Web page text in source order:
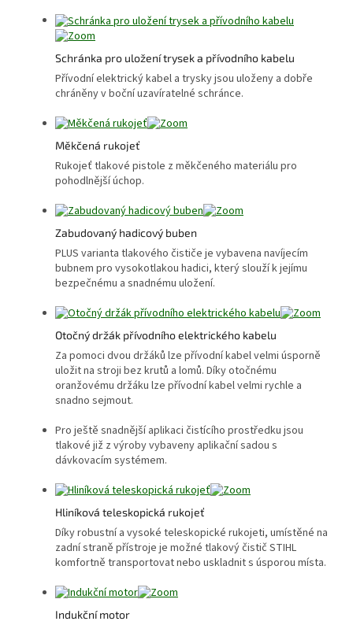
Schránka pro uložení trysek a přívodního kabelu
Přívodní elektrický kabel a trysky jsou uloženy a dobře
chráněny v boční uzavíratelné schránce.
Měkčená rukojeť
Rukojeť tlakové pistole z měkčeného materiálu pro
pohodlnější úchop.
Zabudovaný hadicový buben
PLUS varianta tlakového čističe je vybavena navíjecím
bubnem pro vysokotlakou hadici, který slouží k jejímu
bezpečnému a snadnému uložení.
Otočný držák přívodního elektrického kabelu
Za pomoci dvou držáků lze přívodní kabel velmi úsporně
uložit na stroji bez krutů a lomů. Díky otočnému
oranžovému držáku lze přívodní kabel velmi rychle a
snadno sejmout.
Pro ještě snadnější aplikaci čistícího prostředku jsou
tlakové již z výroby vybaveny aplikační sadou s
dávkovacím systémem.
Hliníková teleskopická rukojeť
Díky robustní a vysoké teleskopické rukojeti, umístěné na
zadní straně přístroje je možné tlakový čistič STIHL
komfortně transportovat nebo uskladnit s úsporou místa.
Indukční motor